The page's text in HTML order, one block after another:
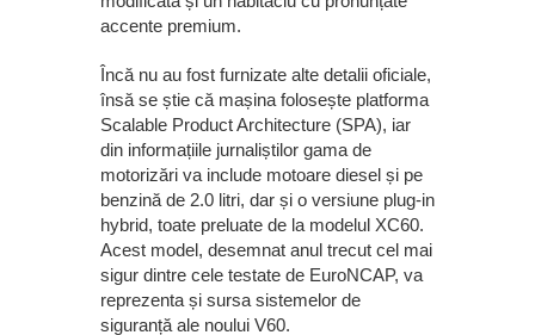
accente premium.
Încă nu au fost furnizate alte detalii oficiale,
însă se știe că mașina folosește platforma
Scalable Product Architecture (SPA), iar
din informațiile jurnaliștilor gama de
motorizări va include motoare diesel și pe
benzină de 2.0 litri, dar și o versiune plug-in
hybrid, toate preluate de la modelul XC60.
Acest model, desemnat anul trecut cel mai
sigur dintre cele testate de EuroNCAP, va
reprezenta și sursa sistemelor de
siguranță ale noului V60.